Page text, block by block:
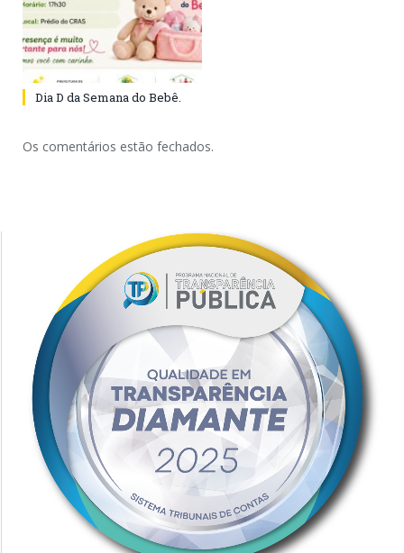
Dia D da Semana do Bebê.
Os comentários estão fechados.